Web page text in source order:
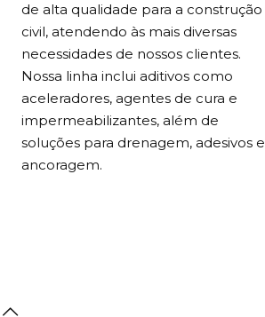
de alta qualidade para a construção
civil, atendendo às mais diversas
necessidades de nossos clientes.
Nossa linha inclui aditivos como
aceleradores, agentes de cura e
impermeabilizantes, além de
soluções para drenagem, adesivos e
ancoragem.